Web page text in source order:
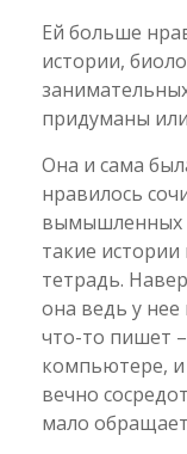
Ей больше
истории,
придуманы
Она и сама
нравилось
вымышленных
такие
тетрадь.
она ведь у
что-то пишет
компьютере,
вечно
мало